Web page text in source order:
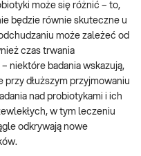
może się różnić – to,
będzie równie skuteczne u
może zależeć od
czas trwania
niektóre badania wskazują,
dłuższym przyjmowaniu
nad probiotykami i ich
w tym leczeniu
odkrywają nowe